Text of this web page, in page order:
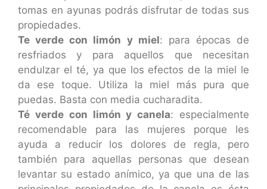
tomas en ayunas podrás disfrutar de todas sus
propiedades.
Te verde con limón y miel: para épocas de
resfriados y para aquellos que necesitan
endulzar el té, ya que los efectos de la miel le
da ese toque. Utiliza la miel más pura que
puedas. Basta con media cucharadita.
Té verde con limón y canela: especialmente
recomendable para las mujeres porque les
ayuda a reducir los dolores de regla, pero
también para aquellas personas que desean
levantar su estado anímico, ya que una de las